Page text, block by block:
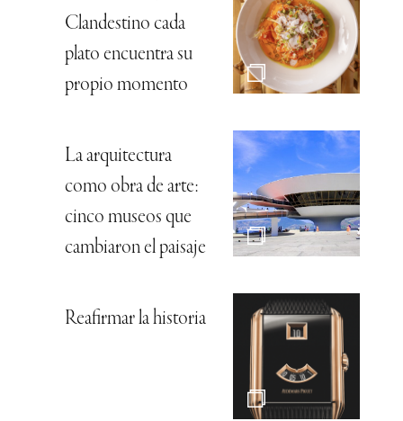
Clandestino cada
plato encuentra su
propio momento
La arquitectura
como obra de arte:
cinco museos que
cambiaron el paisaje
Reafirmar la historia